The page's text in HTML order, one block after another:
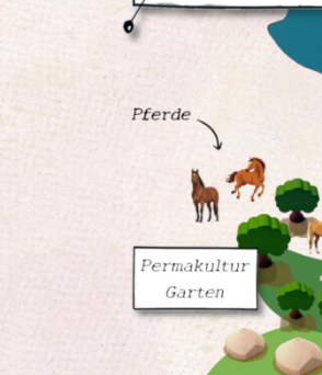
Garten
Pferde